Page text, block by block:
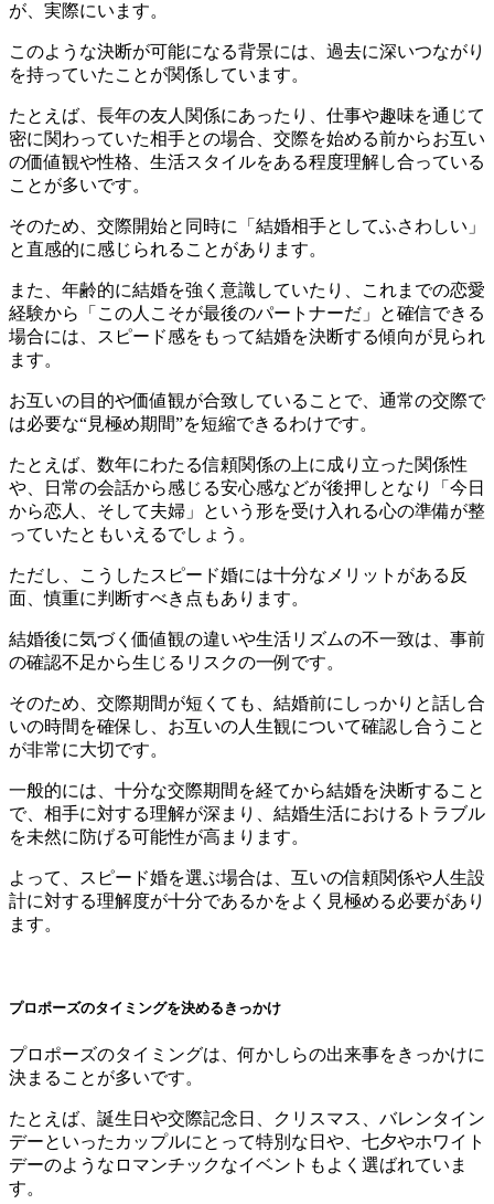
が、実際にいます。
このような決断が可能になる背景には、過去に深いつながり
を持っていたことが関係しています。
たとえば、長年の友人関係にあったり、仕事や趣味を通じて
密に関わっていた相手との場合、交際を始める前からお互い
の価値観や性格、生活スタイルをある程度理解し合っている
ことが多いです。
そのため、交際開始と同時に「結婚相手としてふさわしい」
と直感的に感じられることがあります。
また、年齢的に結婚を強く意識していたり、これまでの恋愛
経験から「この人こそが最後のパートナーだ」と確信できる
場合には、スピード感をもって結婚を決断する傾向が見られ
ます。
お互いの目的や価値観が合致していることで、通常の交際で
は必要な“見極め期間”を短縮できるわけです。
たとえば、数年にわたる信頼関係の上に成り立った関係性
や、日常の会話から感じる安心感などが後押しとなり「今日
から恋人、そして夫婦」という形を受け入れる心の準備が整
っていたともいえるでしょう。
ただし、こうしたスピード婚には十分なメリットがある反
面、慎重に判断すべき点もあります。
結婚後に気づく価値観の違いや生活リズムの不一致は、事前
の確認不足から生じるリスクの一例です。
そのため、交際期間が短くても、結婚前にしっかりと話し合
いの時間を確保し、お互いの人生観について確認し合うこと
が非常に大切です。
一般的には、十分な交際期間を経てから結婚を決断すること
で、相手に対する理解が深まり、結婚生活におけるトラブル
を未然に防げる可能性が高まります。
よって、スピード婚を選ぶ場合は、互いの信頼関係や人生設
計に対する理解度が十分であるかをよく見極める必要があり
ます。
プロポーズのタイミングを決めるきっかけ
プロポーズのタイミングは、何かしらの出来事をきっかけに
決まることが多いです。
たとえば、誕生日や交際記念日、クリスマス、バレンタイン
デーといったカップルにとって特別な日や、七夕やホワイト
デーのようなロマンチックなイベントもよく選ばれていま
す。